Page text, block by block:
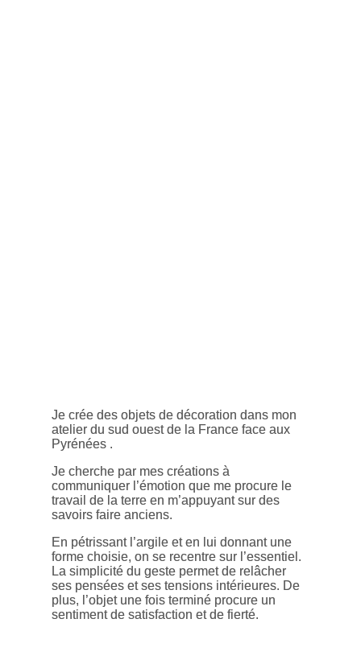
Je crée des objets de décoration dans mon
atelier du sud ouest de la France face aux
Pyrénées .
Je cherche par mes créations à
communiquer l’émotion que me procure le
travail de la terre en m’appuyant sur des
savoirs faire anciens.
En pétrissant l’argile et en lui donnant une
forme choisie, on se recentre sur l’essentiel.
La simplicité du geste permet de relâcher
ses pensées et ses tensions intérieures. De
plus, l’objet une fois terminé procure un
sentiment de satisfaction et de fierté.